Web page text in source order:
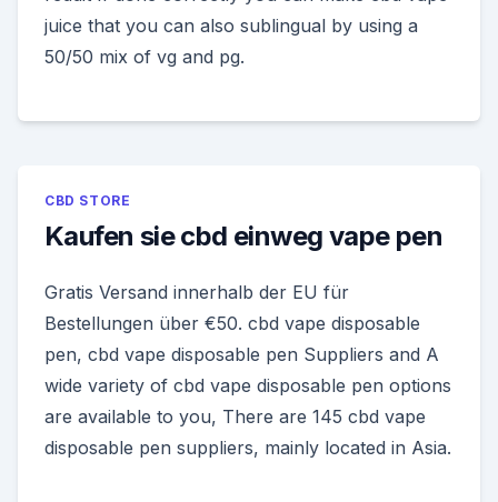
juice that you can also sublingual by using a
50/50 mix of vg and pg.
CBD STORE
Kaufen sie cbd einweg vape pen
Gratis Versand innerhalb der EU für
Bestellungen über €50. cbd vape disposable
pen, cbd vape disposable pen Suppliers and A
wide variety of cbd vape disposable pen options
are available to you, There are 145 cbd vape
disposable pen suppliers, mainly located in Asia.